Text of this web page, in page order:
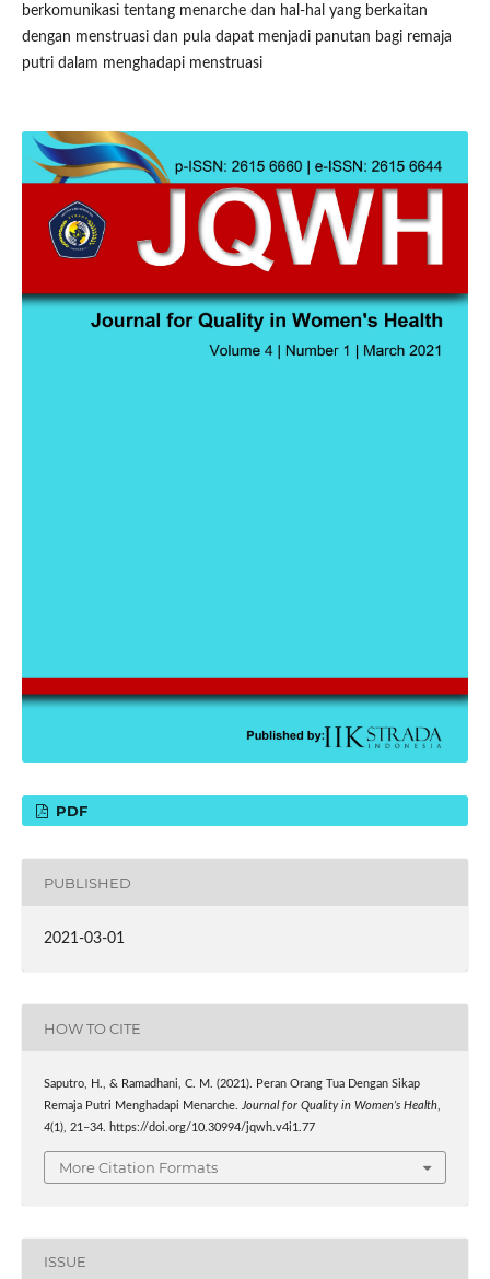
berkomunikasi tentang menarche dan hal-hal yang berkaitan
dengan menstruasi dan pula dapat menjadi panutan bagi remaja
putri dalam menghadapi menstruasi
PDF
PUBLISHED
2021-03-01
HOW TO CITE
Saputro, H., & Ramadhani, C. M. (2021). Peran Orang Tua Dengan Sikap
Remaja Putri Menghadapi Menarche. Journal for Quality in Women’s Health,
4(1), 21–34. https://doi.org/10.30994/jqwh.v4i1.77
More Citation Formats
ISSUE